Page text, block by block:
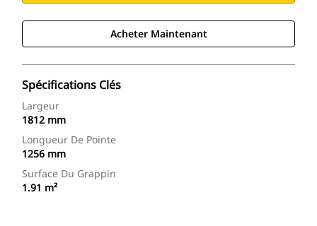
Acheter Maintenant
Spécifications Clés
Largeur
1812 mm
Longueur De Pointe
1256 mm
Surface Du Grappin
1.91 m²